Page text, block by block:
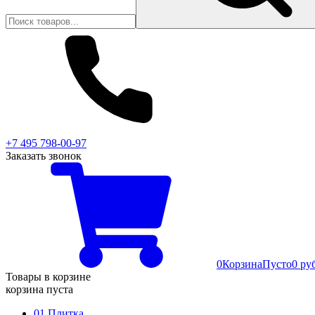
+7 495 798-00-97
Заказать звонок
0КорзинаПусто0
Товары в корзине
корзина пуста